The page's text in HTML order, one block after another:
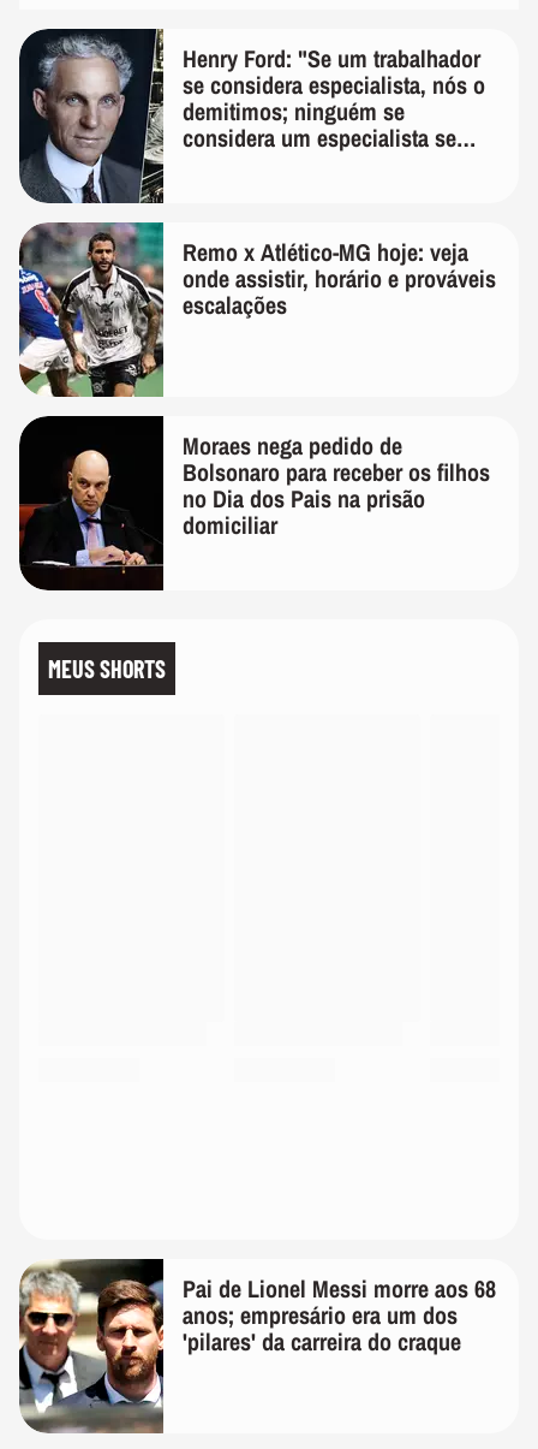
Henry Ford: "Se um trabalhador
se considera especialista, nós o
demitimos; ninguém se
considera um especialista se
Remo x Atlético-MG hoje: veja
onde assistir, horário e prováveis
escalações
Moraes nega pedido de
Bolsonaro para receber os filhos
no Dia dos Pais na prisão
domiciliar
MEUS SHORTS
Pai de Lionel Messi morre aos 68
anos; empresário era um dos
'pilares' da carreira do craque